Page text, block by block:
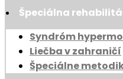
Špeciálna
Syndróm
Liečba v zahraničí
Špeciálne